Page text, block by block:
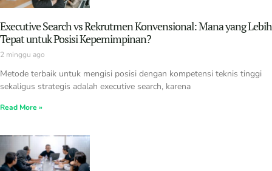
Executive Search vs Rekrutmen Konvensional: Mana yang Lebih
Tepat untuk Posisi Kepemimpinan?
2 minggu ago
Metode terbaik untuk mengisi posisi dengan kompetensi teknis tinggi
sekaligus strategis adalah executive search, karena
Read More »